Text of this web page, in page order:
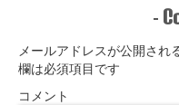
-
メールアドレスが公開され
欄は必須項目です
コメント